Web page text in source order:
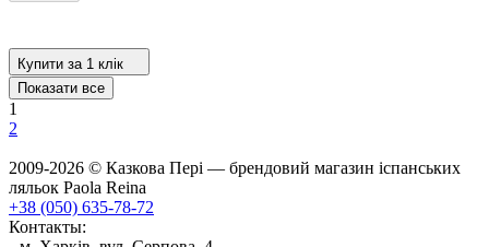
Купити за 1 клiк
Показати все
1
2
2009-2026 © Казкова Пері — брендовий магазин іспанських
ляльок Paola Reina
+38 (050) 635-78-72
Контакты: